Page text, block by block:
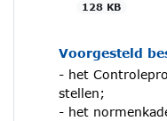
128 KB
Voorgesteld
- het
stellen;
- het